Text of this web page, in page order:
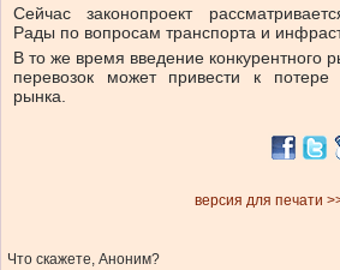
Сейчас законопроект
Рады по вопросам транспорта и
В то же время введение конкурентного
перевозок может привести к потере
рынка.
версия для печати
Что скажете, Аноним?